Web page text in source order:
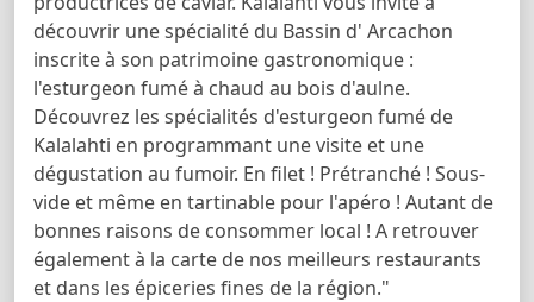
découvrir une spécialité du Bassin d' Arcachon
inscrite à son patrimoine gastronomique :
l'esturgeon fumé à chaud au bois d'aulne.
Découvrez les spécialités d'esturgeon fumé de
Kalalahti en programmant une visite et une
dégustation au fumoir. En filet ! Prétranché ! Sous-
vide et même en tartinable pour l'apéro ! Autant de
bonnes raisons de consommer local ! A retrouver
également à la carte de nos meilleurs restaurants
et dans les épiceries fines de la région."